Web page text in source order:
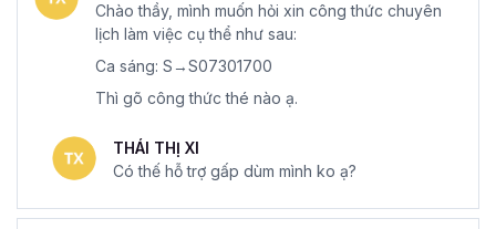
Chào thầy, mình muốn hỏi xin công thức chuyên
lịch làm việc cụ thể như sau:
Ca sáng: S→S07301700
Thì gõ công thức thé nào ạ.
THÁI THỊ XI
Có thế hỗ trợ gấp dùm mình ko ạ?